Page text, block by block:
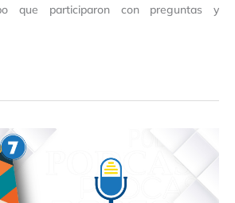
que participaron con preguntas y